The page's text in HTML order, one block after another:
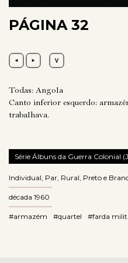
PÁGINA 32
Todas: Angola
Canto inferior esquerdo:
trabalhava.
Série Álbuns da Guerra Colonial
Individual, Par, Rural, Preto e
década 1960
#armazém #quartel #farda